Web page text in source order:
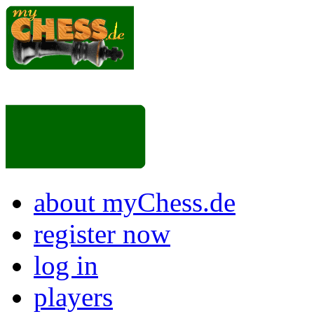
about myChess.de
register now
log in
players